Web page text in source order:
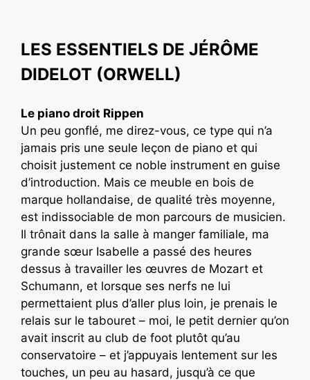
LES ESSENTIELS DE JÉRÔME
DIDELOT (ORWELL)
Le piano droit Rippen
Un peu gonflé, me direz-vous, ce type qui n’a
jamais pris une seule leçon de piano et qui
choisit justement ce noble instrument en guise
d’introduction. Mais ce meuble en bois de
marque hollandaise, de qualité très moyenne,
est indissociable de mon parcours de musicien.
Il trônait dans la salle à manger familiale, ma
grande sœur Isabelle a passé des heures
dessus à travailler les œuvres de Mozart et
Schumann, et lorsque ses nerfs ne lui
permettaient plus d’aller plus loin, je prenais le
relais sur le tabouret – moi, le petit dernier qu’on
avait inscrit au club de foot plutôt qu’au
conservatoire – et j’appuyais lentement sur les
touches, un peu au hasard, jusqu’à ce que